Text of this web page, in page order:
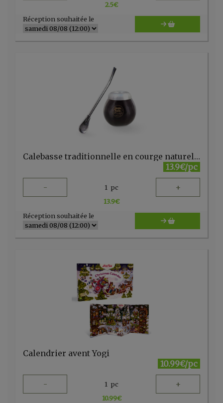
2.5€
Réception souhaitée le
Calebasse traditionnelle en courge naturelle + paille
13.9€/pc
- 1 pc +
13.9€
Réception souhaitée le
Calendrier avent Yogi
10.99€/pc
- 1 pc +
10.99€